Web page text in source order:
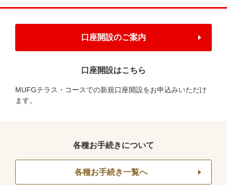
口座開設のご案内
口座開設はこちら
MUFGテラス・コースでの新規口座開設をお申込みいただけ
ます。
各種お手続きについて
各種お手続き一覧へ